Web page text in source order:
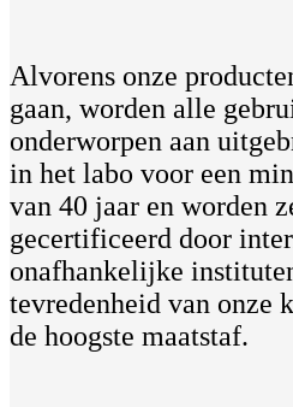
Alvorens onze
gaan, worden alle
onderworpen aan
in het labo voor een
van 40 jaar en worden
gecertificeerd door
onafhankelijke
tevredenheid van onze
de hoogste maatstaf.